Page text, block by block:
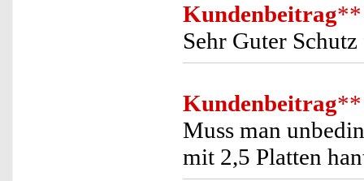
Kundenbeitrag**
Sehr Guter
Kundenbeitrag**
Muss man
mit 2,5 Platten